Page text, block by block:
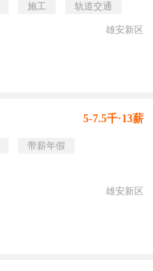
施工 轨道交通
雄安新区
5-7.5千·13薪
带薪年假
雄安新区